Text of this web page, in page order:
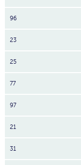
96
23
25
77
97
21
31